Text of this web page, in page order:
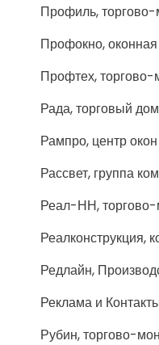
Профиль,
Профокно,
Профтех,
Рада, торговый дом
Рампро, центр
Рассвет, группа
Реал-НН,
Реалконструкция,
Редлайн,
Реклама и
Рубин, торгово-